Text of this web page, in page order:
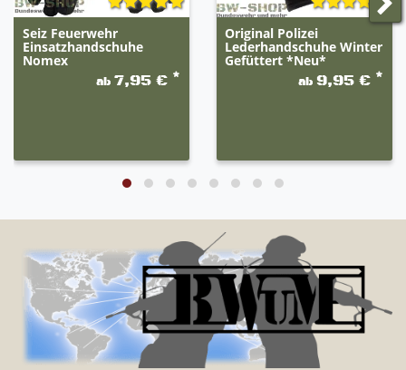
Seiz Feuerwehr
Einsatzhandschuhe
Nomex
ab7,95 € *
Original Polizei
Lederhandschuhe Winter
Gefüttert *Neu*
ab 9,95 € *